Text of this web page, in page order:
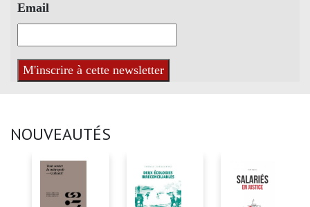
Email
NOUVEAUTÉS